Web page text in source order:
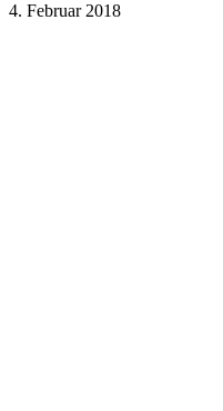
4. Februar 2018